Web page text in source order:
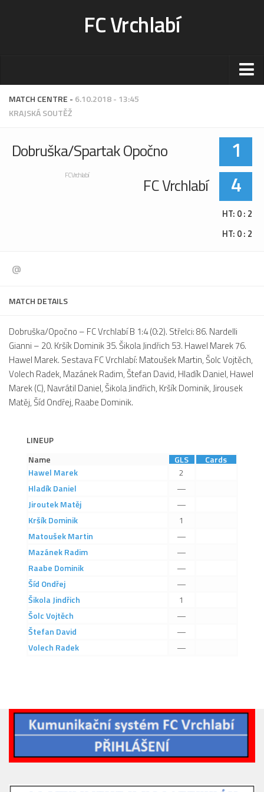
FC Vrchlabí
Stadion
Sportoviště
Ceník
Fotogalerie
Aktuality
Zápasy MA 2026/27
Hráči
Realizační tým
Historie
2022/23
2019/20
2018/19
2017/18
2015/16
2016/17
Vzkazy
Hráči
Realizační tým
Zápasy MB 2024/25
MATCH CENTRE - 6.10.2018 - 13:45
KRAJSKÁ SOUTĚŽ
Dobruška/Spartak Opočno 1
FC Vrchlabí
FC Vrchlabí 4
HT: 0 : 2
HT: 0 : 2
@
MATCH DETAILS
Dobruška/Opočno – FC Vrchlabí B 1:4 (0:2). Střelci: 86. Nardelli
Gianni – 20. Kršík Dominik 35. Šikola Jindřich 53. Hawel Marek 76.
Hawel Marek. Sestava FC Vrchlabí: Matoušek Martin, Šolc Vojtěch,
Volech Radek, Mazánek Radim, Štefan David, Hladík Daniel, Hawel
Marek (C), Navrátil Daniel, Šikola Jindřich, Kršík Dominik, Jirousek
Matěj, Šíd Ondřej, Raabe Dominik.
LINEUP
Name
GLS
Cards
Hawel Marek
2
Hladík Daniel
—
Jiroutek Matěj
—
Kršík Dominik
1
Matoušek Martin
—
Mazánek Radim
—
Raabe Dominik
—
Šíd Ondřej
—
Šikola Jindřich
1
ŠolcVojtěch
—
Štefan David
—
Volech Radek —